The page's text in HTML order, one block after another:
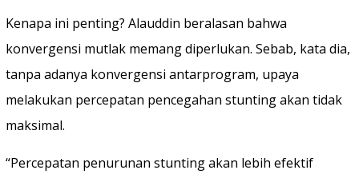
Kenapa ini penting? Alauddin beralasan bahwa
konvergensi mutlak memang diperlukan. Sebab, kata dia,
tanpa adanya konvergensi antarprogram, upaya
melakukan percepatan pencegahan stunting akan tidak
maksimal.
“Percepatan penurunan stunting akan lebih efektif